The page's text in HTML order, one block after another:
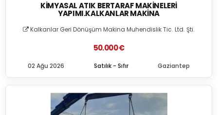
KIMYASAL ATIK BERTARAF MAKINELERI
YAPIMI.KALKANLAR MAKINA
Kalkanlar Geri Dönüşüm Makina Muhendislik Tic. Ltd. Şti.
50.000 €
Satılık - Sıfır
02 Ağu 2026 Gaziantep